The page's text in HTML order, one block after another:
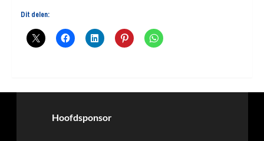
Dit delen:
Hoofdsponsor